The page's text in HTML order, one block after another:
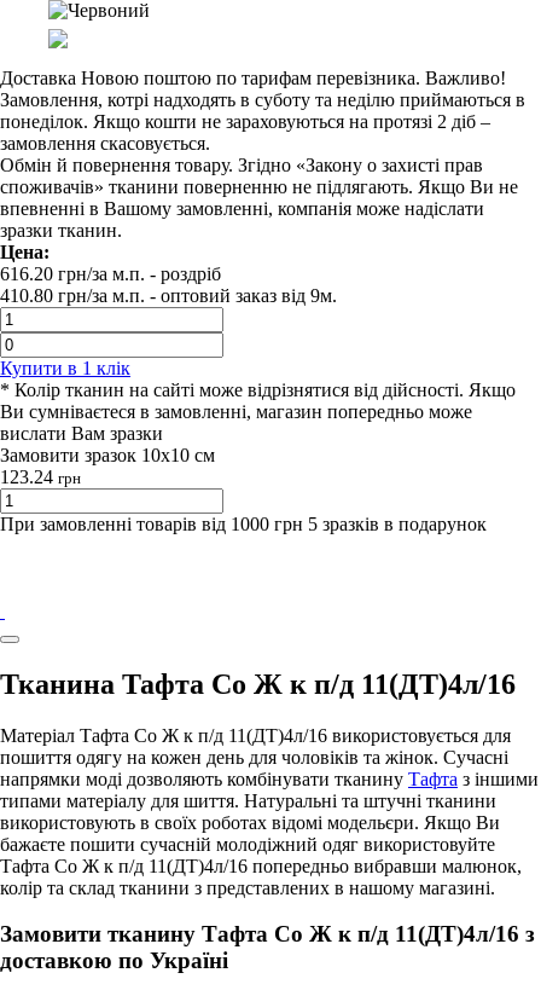
Доставка Новою поштою по тарифам перевізника. Важливо!
Замовлення, котрі надходять в суботу та неділю приймаються в
понеділок. Якщо кошти не зараховуються на протязі 2 діб –
замовлення скасовується.
Обмін й повернення товару. Згідно «Закону о захисті прав
споживачів» тканини поверненню не підлягають. Якщо Ви не
впевненні в Вашому замовленні, компанія може надіслати
зразки тканин.
Цена:
616.20 грн/за м.п. - роздрiб
410.80 грн/за м.п. - оптовий заказ вiд 9м.
Купити в 1 клiк
* Колір тканин на сайті може відрізнятися від дійсності. Якщо
Ви сумніваєтеся в замовленні, магазин попередньо може
вислати Вам зразки
Замовити зразок 10х10 см
123.24 грн
При замовленні товарів від 1000 грн 5 зразків в подарунок
Тканина Тафта Со Ж к п/д 11(ДТ)4л/16
Матеріал Тафта Со Ж к п/д 11(ДТ)4л/16 використовується для
пошиття одягу на кожен день для чоловіків та жінок. Сучасні
напрямки моді дозволяють комбінувати тканину Тафта з іншими
типами матеріалу для шиття. Натуральні та штучні тканини
використовують в своїх роботах відомі модельєри. Якщо Ви
бажаєте пошити сучасній молодіжний одяг використовуйте
Тафта Со Ж к п/д 11(ДТ)4л/16 попередньо вибравши малюнок,
колір та склад тканини з представлених в нашому магазині.
Замовити тканину Тафта Со Ж к п/д 11(ДТ)4л/16 з
доставкою по Україні